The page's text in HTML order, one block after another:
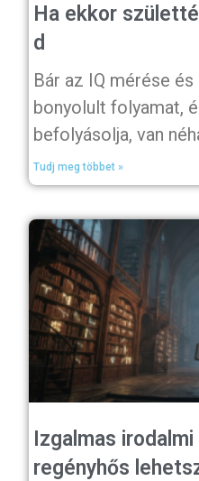
Ha ekkor
d
Bár az IQ mérése
bonyolult folyamat,
befolyásolja, van
Tudj meg többet »
Izgalmas
regényhős